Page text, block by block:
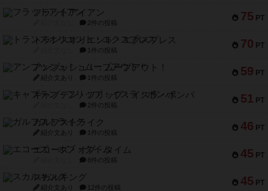
75 PT
フラットアイアン
2件の投稿
70 PT
トランスオリエント・エクスプレス
1件の投稿
59 PT
アンブッシュ！：ムーブアウト！
紹介文あり 1件の投稿
51 PT
キャプテン・フリップ：イスラ・ボンバ
2件の投稿
46 PT
ガルフストライク
紹介文あり 1件の投稿
45 PT
エコーズ・オブ・タイム
8件の投稿
45 PT
スカルキング
紹介文あり 12件の投稿